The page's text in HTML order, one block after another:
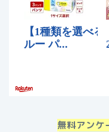
無料アンケ